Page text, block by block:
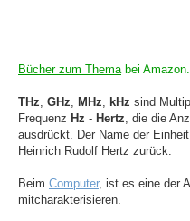
Bücher zum Themabei
THz, GHz, MHz, kHz sind
Frequenz Hz - Hertz, die die
ausdrückt. Der Name der
Heinrich Rudolf Hertz zurück.
Beim Computer, ist es eine der
mitcharakterisieren.